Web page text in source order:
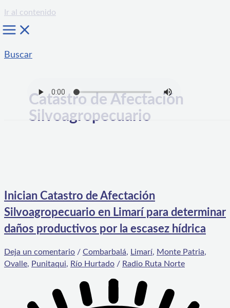
Ir al contenido
Buscar
Catastro de Afectación
Silvoagropecuario
Inician Catastro de Afectación
Silvoagropecuario en Limarí para determinar
daños productivos por la escasez hídrica
Deja un comentario / Combarbalá, Limarí, Monte Patria,
Ovalle, Punitaqui, Río Hurtado / Radio Ruta Norte